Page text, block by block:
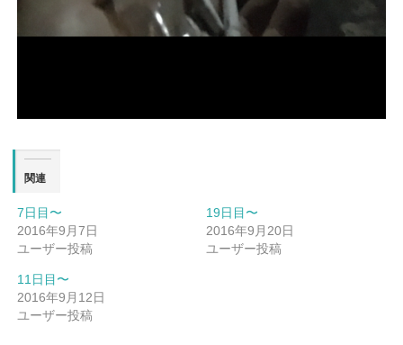
関連
7日目〜
2016年9月7日
ユーザー投稿
19日目〜
2016年9月20日
ユーザー投稿
11日目〜
2016年9月12日
ユーザー投稿